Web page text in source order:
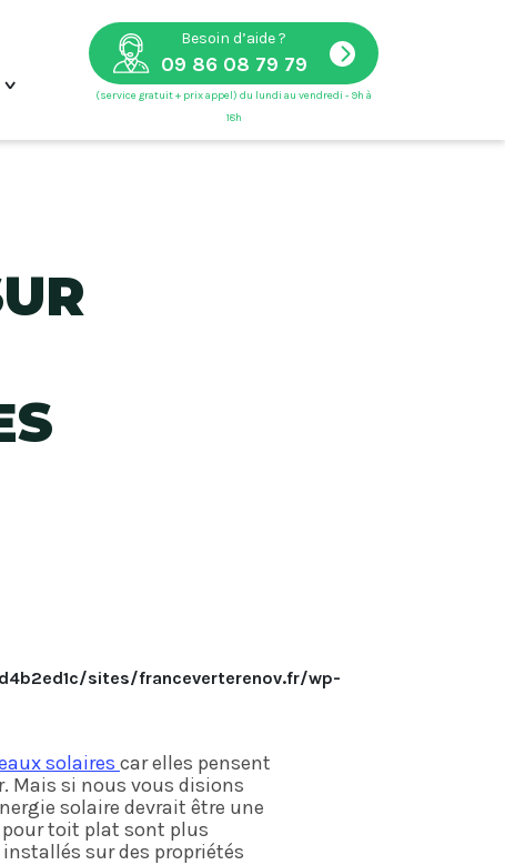
Besoin d’aide ?
09 86 08 79 79
(service gratuit + prix appel) du lundi au vendredi - 9h à
18h
sites/franceverterenov.fr/wp-
solaires car elles pensent
Mais si nous vous disions
solaire devrait être une
pour toit plat sont plus
sur des propriétés